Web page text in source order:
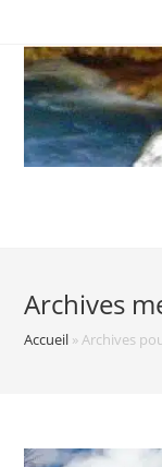
content
Archives
Accueil »Archives